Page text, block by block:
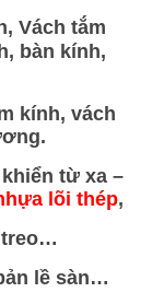
Vách tắm
bàn kính,
kính, vách
từ xa –
lõi thép,
treo…
lề sàn…